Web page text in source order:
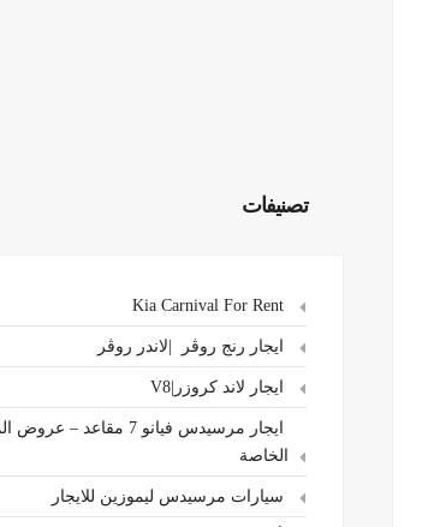
تصنيفات
ايجار رنج روڤر |لاندر روڤر
ايجار لاند كروزر|V8
ايجار مرسيدس فيانو 7 مقاعد –
الخاصة
سيارات مرسيدس ليموزين للايجار